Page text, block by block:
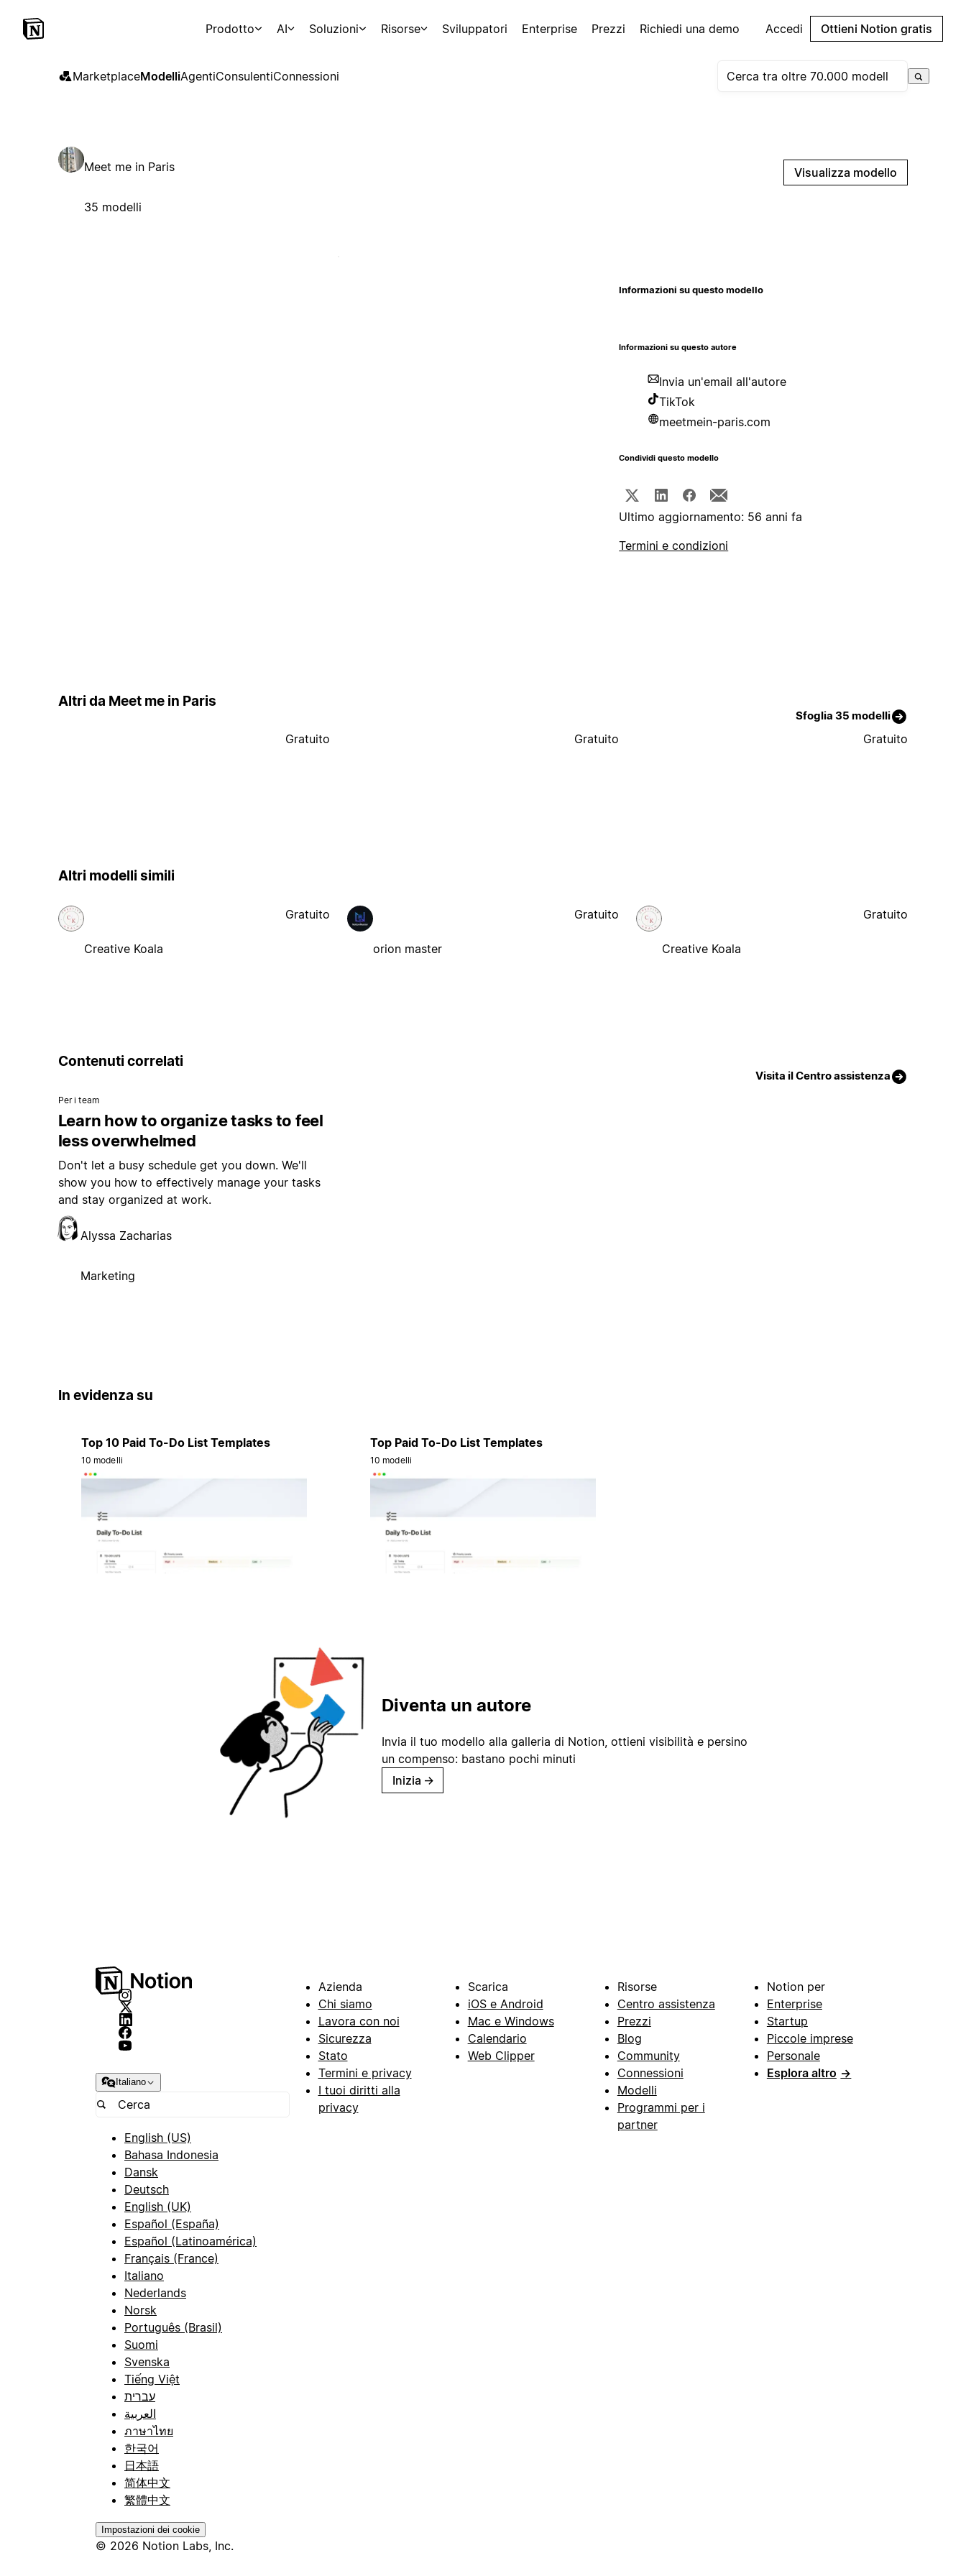
Prodotto AI Soluzioni Risorse Sviluppatori Enterprise Prezzi Richiedi una demo Accedi Ottieni Notion gratis
MarketplaceModelliAgentiConsulentiConnessioni
Meet me in Paris
35 modelli
Visualizza modello
Informazioni su questo modello
Informazioni su questo autore
Invia un'email all'autore
TikTok
meetmein-paris.com
Condividi questo modello
Ultimo aggiornamento: 56 anni fa
Termini e condizioni
Altri da Meet me in Paris
Sfoglia 35 modelli
Gratuito Gratuito Gratuito
Altri modelli simili
Creative Koala
Gratuito
orion master
Gratuito
Creative Koala
Gratuito
Contenuti correlati
Visita il Centro assistenza
Per i team
Learn how to organize tasks to feel
less overwhelmed
Don't let a busy schedule get you down. We'll
show you how to effectively manage your tasks
and stay organized at work.
Alyssa Zacharias
Marketing
In evidenza su
Top 10 Paid To-Do List Templates
10 modelli
Top Paid To-Do List Templates
10 modelli
Diventa un autore
Invia il tuo modello alla galleria di Notion, ottieni visibilità e persino
un compenso: bastano pochi minuti
Inizia →
Italiano
English (US)
Bahasa Indonesia
Dansk
Deutsch
English (UK)
Español (España)
Español (Latinoamérica)
Français (France)
Italiano
Nederlands
Norsk
Português (Brasil)
Suomi
Svenska
Tiếng Việt
עברית
العربية
ภาษาไทย
한국어
日本語
简体中文
繁體中文
Impostazioni dei cookie
© 2026 Notion Labs, Inc.
Azienda
Chi siamo
Lavora con noi
Sicurezza
Stato
Termini e privacy
I tuoi diritti alla
privacy
Scarica
iOS e Android
Mac e Windows
Calendario
Web Clipper
Risorse
Centro assistenza
Prezzi
Blog
Community
Connessioni
Modelli
Programmi per i
partner
Notion per
Enterprise
Startup
Piccole imprese
Personale
Esplora altro →